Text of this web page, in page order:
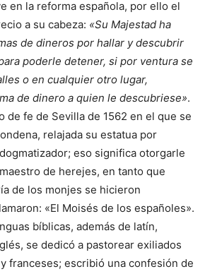
en la reforma española, por ello el
a su cabeza: «Su Majestad ha
de dineros por hallar y descubrir
poderle detener, si por ventura se
o en cualquier otro lugar,
de dinero a quien le descubriese».
de fe de Sevilla de 1562 en el que se
relajada su estatua por
eso significa otorgarle
de herejes, en tanto que
de los monjes se hicieron
«El Moisés de los españoles».
bíblicas, además de latín,
se dedicó a pastorear exiliados
franceses; escribió una confesión de